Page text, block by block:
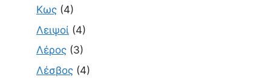
Κως (4)
Λειψοί (4)
Λέρος (3)
Λέσβος (4)